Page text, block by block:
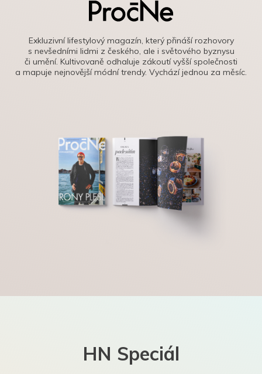
Exkluzivní lifestylový magazín, který přináší rozhovory
s nevšedními lidmi z českého, ale i světového byznysu
či umění. Kultivovaně odhaluje zákoutí vyšší společnosti
a mapuje nejnovější módní trendy. Vychází jednou za měsíc.
HN Speciál